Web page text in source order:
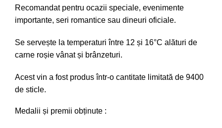
Recomandat pentru ocazii speciale, evenimente
importante, seri romantice sau dineuri oficiale.
Se servește la temperaturi între 12 și 16°C alături de
carne roșie vânat și brânzeturi.
Acest vin a fost produs într-o cantitate limitată de 9400
de sticle.
Medalii și premii obținute :